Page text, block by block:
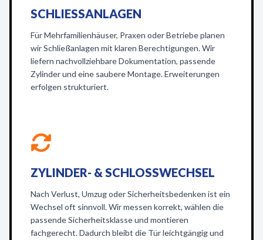
SCHLIESSANLAGEN
Für Mehrfamilienhäuser, Praxen oder Betriebe planen
wir Schließanlagen mit klaren Berechtigungen. Wir
liefern nachvollziehbare Dokumentation, passende
Zylinder und eine saubere Montage. Erweiterungen
erfolgen strukturiert.
ZYLINDER- & SCHLOSSWECHSEL
Nach Verlust, Umzug oder Sicherheitsbedenken ist ein
Wechsel oft sinnvoll. Wir messen korrekt, wählen die
passende Sicherheitsklasse und montieren
fachgerecht. Dadurch bleibt die Tür leichtgängig und